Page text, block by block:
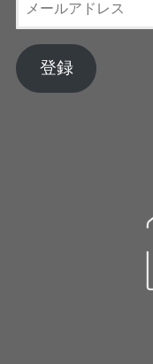
ア
ド
登録